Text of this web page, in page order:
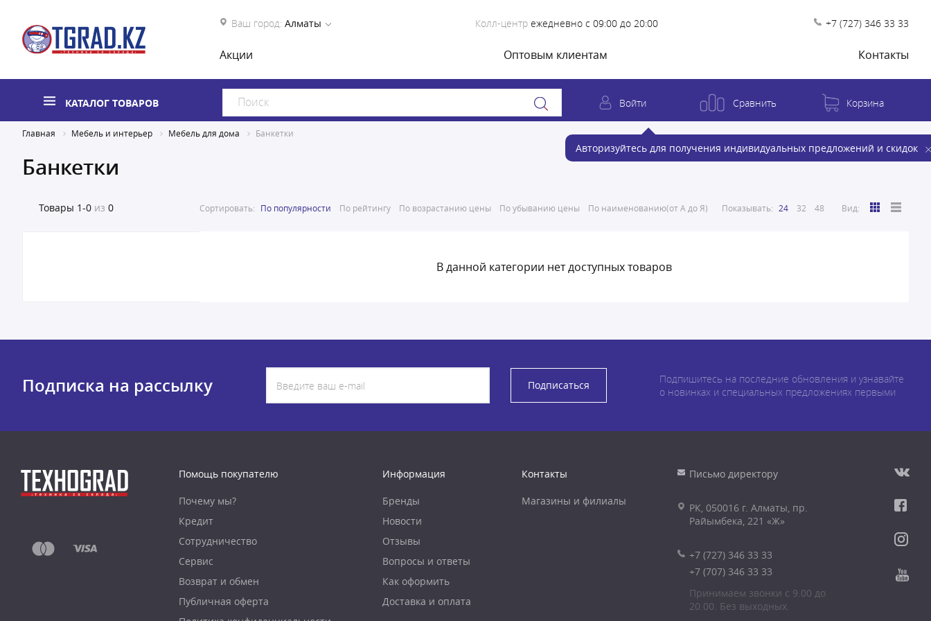
Ваш город: Алматы Колл-центр ежедневно с 09:00 до 20:00 +7 (727) 346 33 33
Акции Оптовым клиентам Контакты
КАТАЛОГ ТОВАРОВ Войти
Авторизуйтесь для получения индивидуальных предложений и скидок
Сравнить Корзина
Главная Мебель и интерьер Мебель для дома Банкетки
Банкетки
Товары 1-0 из 0 Сортировать: По популярности По рейтингу По возрастанию цены По убыванию цены По наименованию(от А до Я) Показывать: 24 32 48 Вид:
В данной категории нет доступных товаров
Подписка на рассылку Подписаться
Подпишитесь на последние обновления и узнавайте
о новинках и специальных предложениях первыми
Помощь покупателю
Почему мы?
Кредит
Сотрудничество
Сервис
Возврат и обмен
Публичная оферта
Информация
Бренды
Новости
Отзывы
Вопросы и ответы
Как оформить
Доставка и оплата
Контакты
Магазины и филиалы
Письмо директору
РК, 050016 г. Алматы, пр.
Райымбека, 221 «Ж»
+7 (727) 346 33 33
+7 (707) 346 33 33
Принимаем звонки с 9.00 до
20.00. Без выходных.